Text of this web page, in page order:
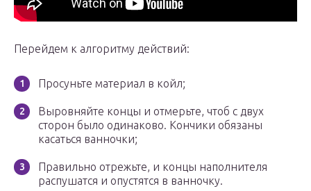
Перейдем к алгоритму действий:
Просуньте материал в койл;
Выровняйте концы и отмерьте, чтоб с двух
сторон было одинаково. Кончики обязаны
касаться ванночки;
Правильно отрежьте, и концы наполнителя
распушатся и опустятся в ванночку.